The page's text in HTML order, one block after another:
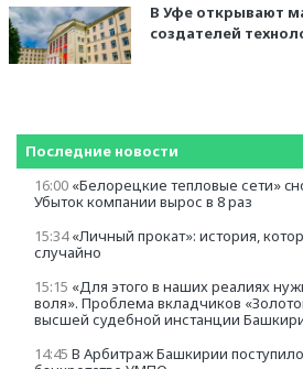
В Уфе открывают
создателей
Последние новости
16:00 «Белорецкие тепловые сети»
Убыток компании вырос в 8 раз
15:34 «Личный прокат»: история,
случайно
15:15 «Для этого в наших реалиях
воля». Проблема вкладчиков
высшей судебной инстанции
14:45 В Арбитраж Башкирии